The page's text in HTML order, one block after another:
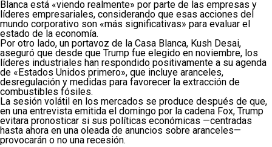
Blanca está «viendo realmente» por parte de las empresas y
líderes empresariales, considerando que esas acciones del
mundo corporativo son «más significativas» para evaluar el
estado de la economía.
Por otro lado, un portavoz de la Casa Blanca, Kush Desai,
aseguró que desde que Trump fue elegido en noviembre, los
líderes industriales han respondido positivamente a su agenda
de «Estados Unidos primero», que incluye aranceles,
desregulación y medidas para favorecer la extracción de
combustibles fósiles.
La sesión volátil en los mercados se produce después de que,
en una entrevista emitida el domingo por la cadena Fox, Trump
evitara pronosticar si sus políticas económicas —centradas
hasta ahora en una oleada de anuncios sobre aranceles—
provocarán o no una recesión.